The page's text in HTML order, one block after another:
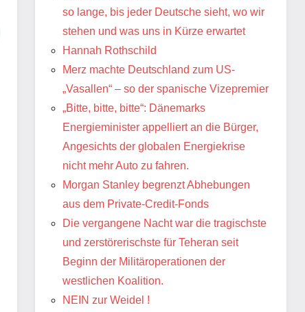
so lange, bis jeder Deutsche sieht, wo wir
stehen und was uns in Kürze erwartet
Hannah Rothschild
Merz machte Deutschland zum US-
„Vasallen“ – so der spanische Vizepremier
„Bitte, bitte, bitte“: Dänemarks
Energieminister appelliert an die Bürger,
Angesichts der globalen Energiekrise
nicht mehr Auto zu fahren.
Morgan Stanley begrenzt Abhebungen
aus dem Private-Credit-Fonds
Die vergangene Nacht war die tragischste
und zerstörerischste für Teheran seit
Beginn der Militäroperationen der
westlichen Koalition.
NEIN zur Weidel !